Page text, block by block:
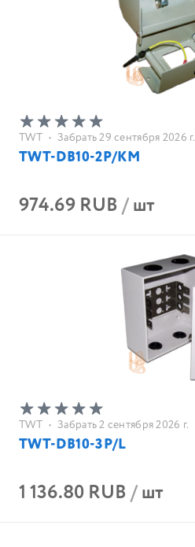
TWT • Забрать 29 сентября 2026 г.
TWT-DB10-2P/KM
974.69 RUB/шт
TWT • Забрать 2 сентября 2026 г.
TWT-DB10-3P/L
1 136.80 RUB/шт